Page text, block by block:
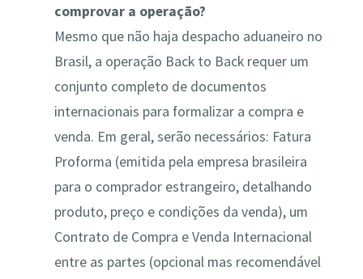
comprovar a operação?
Mesmo que não haja despacho aduaneiro no
Brasil, a operação Back to Back requer um
conjunto completo de documentos
internacionais para formalizar a compra e
venda. Em geral, serão necessários: Fatura
Proforma (emitida pela empresa brasileira
para o comprador estrangeiro, detalhando
produto, preço e condições da venda), um
Contrato de Compra e Venda Internacional
entre as partes (opcional mas recomendável